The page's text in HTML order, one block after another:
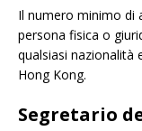
Il numero minimo di
persona fisica o
qualsiasi nazionalità
Hong Kong.
Segretario